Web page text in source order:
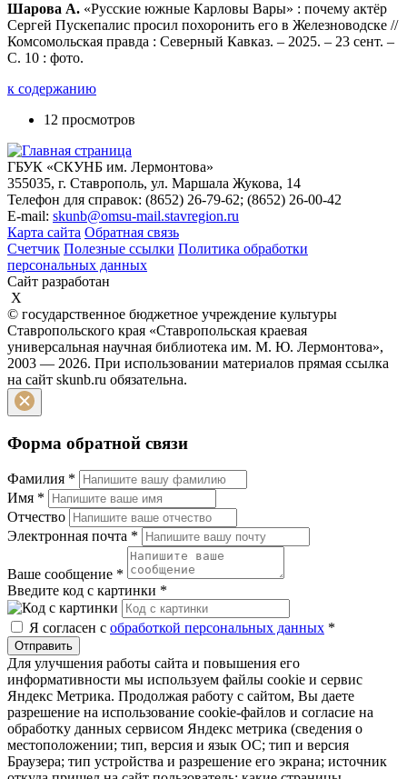
Шарова А. «Русские южные Карловы Вары» : почему актёр
Сергей Пускепалис просил похоронить его в Железноводске //
Комсомольская правда : Северный Кавказ. – 2025. – 23 сент. –
С. 10 : фото.
к содержанию
12 просмотров
ГБУК «СКУНБ им. Лермонтова»
355035, г. Ставрополь, ул. Маршала Жукова, 14
Телефон для справок: (8652) 26-79-62; (8652) 26-00-42
E-mail: skunb@omsu-mail.stavregion.ru
Карта сайта Обратная связь
Счетчик Полезные ссылки Политика обработки
персональных данных
Сайт разработан
X
© государственное бюджетное учреждение культуры
Ставропольского края «Ставропольская краевая
универсальная научная библиотека им. М. Ю. Лермонтова»,
2003 — 2026. При использовании материалов прямая ссылка
на сайт skunb.ru обязательна.
Форма обратной связи
Фамилия *
Имя *
Отчество
Электронная почта *
Ваше сообщение *
Введите код с картинки *
Я согласен с обработкой персональных данных *
Отправить
Для улучшения работы сайта и повышения его
информативности мы используем файлы cookie и сервис
Яндекс Метрика. Продолжая работу с сайтом, Вы даете
разрешение на использование cookie-файлов и согласие на
обработку данных сервисом Яндекс метрика (сведения о
местоположении; тип, версия и язык ОС; тип и версия
Браузера; тип устройства и разрешение его экрана; источник